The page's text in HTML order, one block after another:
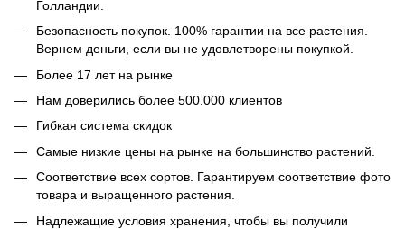
Голландии.
Безопасность покупок. 100% гарантии на все растения.
Вернем деньги, если вы не удовлетворены покупкой.
Более 17 лет на рынке
Нам доверились более 500.000 клиентов
Гибкая система скидок
Самые низкие цены на рынке на большинство растений.
Соответствие всех сортов. Гарантируем соответствие фото
товара и выращенного растения.
Надлежащие условия хранения, чтобы вы получили